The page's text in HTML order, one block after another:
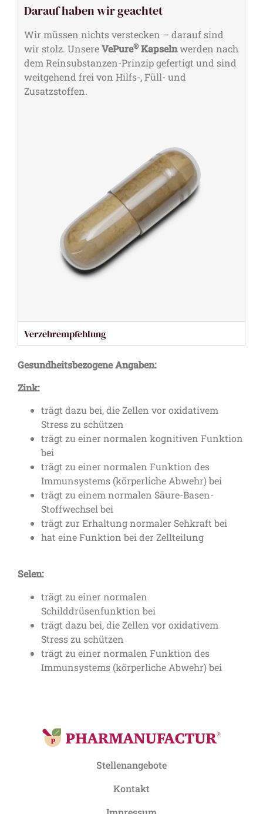
Darauf haben wir geachtet
Wir müssen nichts verstecken – darauf sind
wir stolz. UnsereVePure®Kapselnwerden nach
dem Reinsubstanzen-Prinzip gefertigt und sind
weitgehend frei von Hilfs-, Füll- und
Zusatzstoffen.
Verzehrempfehlung
Gesundheitsbezogene Angaben:
Zink:
trägt dazu bei, die Zellen vor oxidativem
Stress zu schützen
trägt zu einer normalen kognitiven Funktion
bei
trägt zu einer normalen Funktion des
Immunsystems (körperliche Abwehr) bei
trägt zu einem normalen Säure-Basen-
Stoffwechsel bei
trägt zur Erhaltung normaler Sehkraft bei
hat eine Funktion bei der Zellteilung
Selen:
trägt zu einer normalen
Schilddrüsenfunktion bei
trägt dazu bei, die Zellen vor oxidativem
Stress zu schützen
trägt zu einer normalen Funktion des
Immunsystems (körperliche Abwehr) bei
Stellenangebote
Kontakt